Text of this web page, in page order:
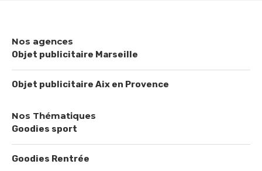
Nos agences
Objet publicitaire Marseille
Objet publicitaire Aix en Provence
Nos Thématiques
Goodies sport
Goodies Rentrée